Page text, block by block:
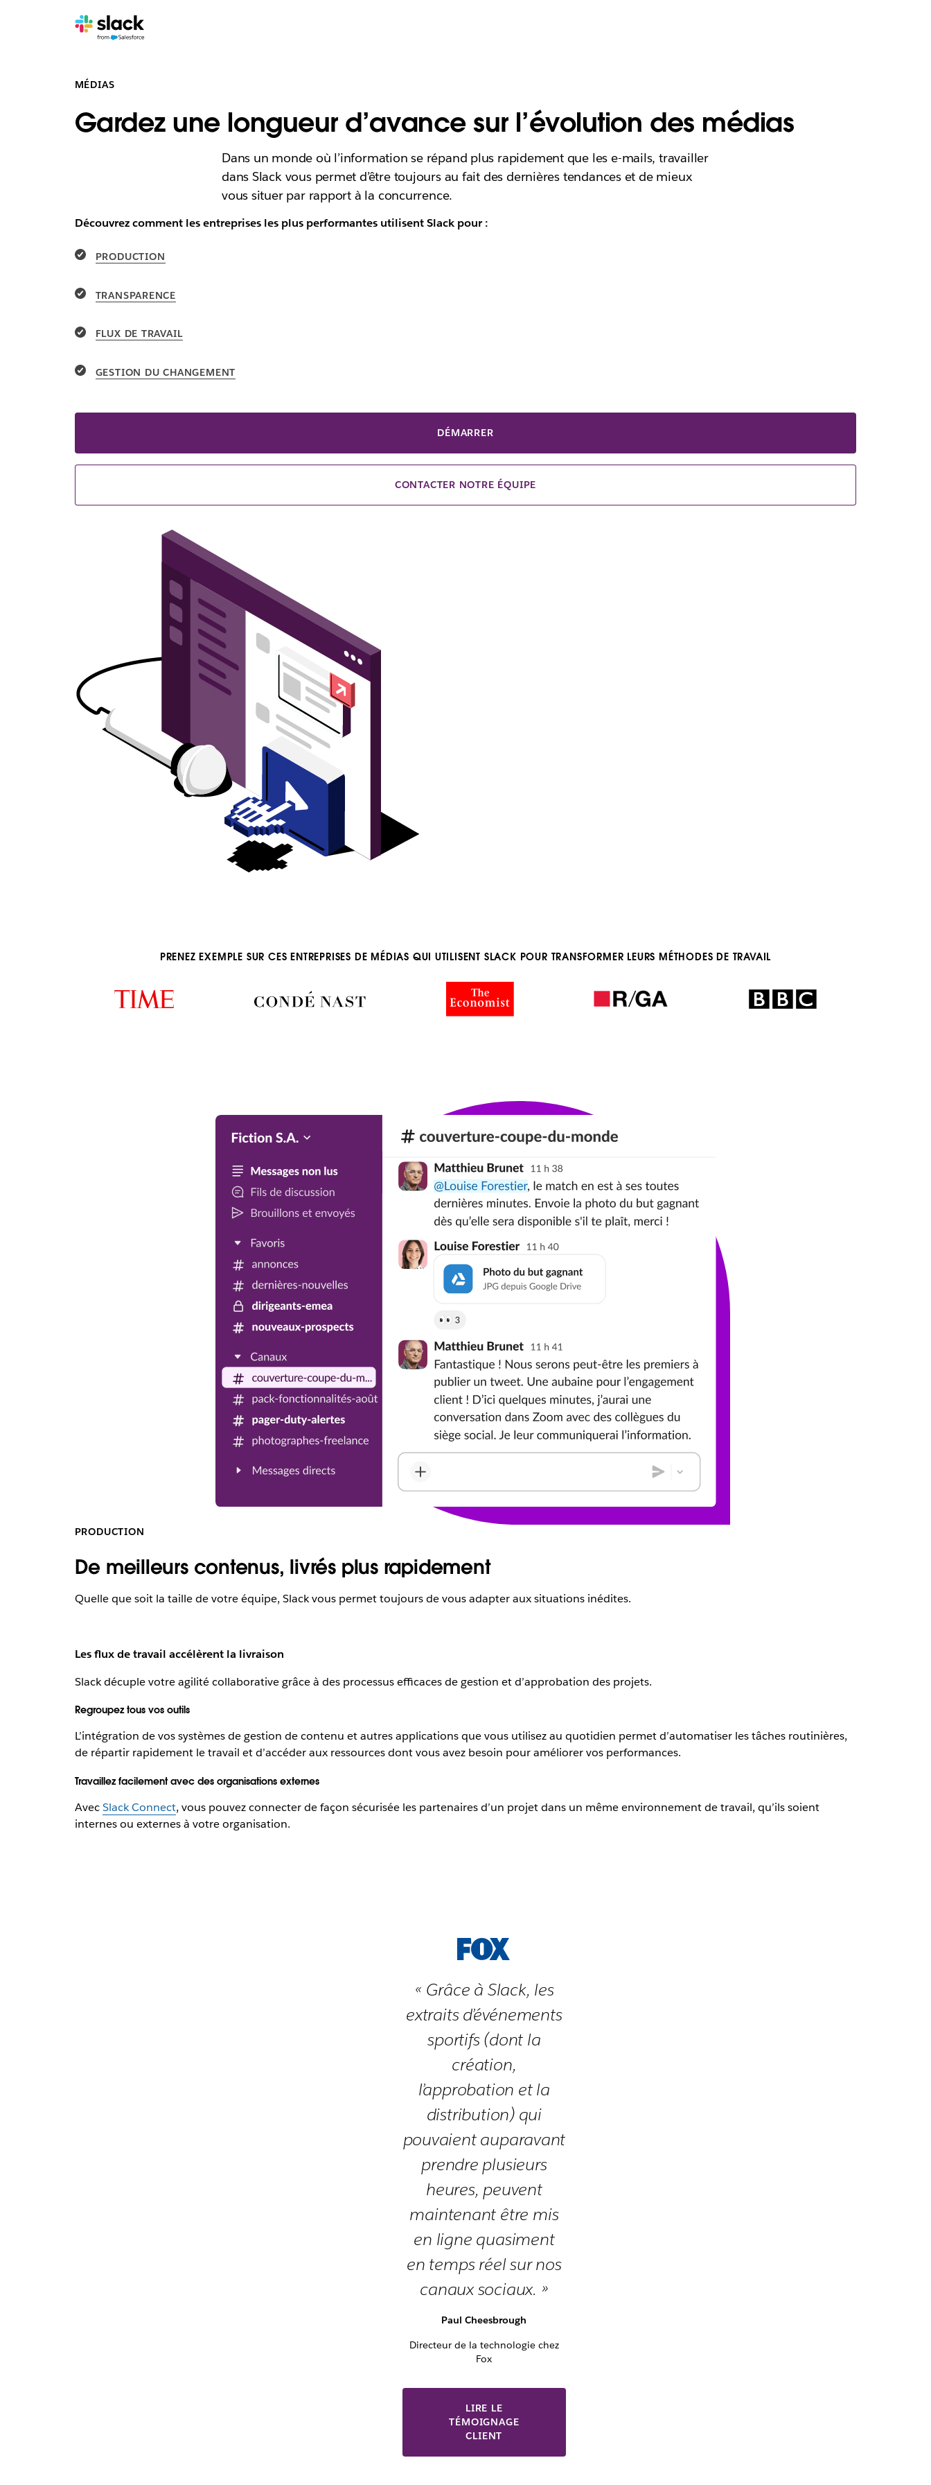
MÉDIAS
Gardez une longueur d’avance sur l’évolution des médias
Dans un monde où l’information se répand plus rapidement que les e-mails, travailler
dans Slack vous permet d’être toujours au fait des dernières tendances et de mieux
vous situer par rapport à la concurrence.
Découvrez comment les entreprises les plus performantes utilisent Slack pour :
PRODUCTION
TRANSPARENCE
FLUX DE TRAVAIL
GESTION DU CHANGEMENT
DÉMARRER
CONTACTER NOTRE ÉQUIPE
PRENEZ EXEMPLE SUR CES ENTREPRISES DE MÉDIAS QUI UTILISENT SLACK POUR TRANSFORMER LEURS MÉTHODES DE TRAVAIL
PRODUCTION
De meilleurs contenus, livrés plus rapidement
Quelle que soit la taille de votre équipe, Slack vous permet toujours de vous adapter aux situations inédites.
Les flux de travail accélèrent la livraison
Slack décuple votre agilité collaborative grâce à des processus efficaces de gestion et d’approbation des projets.
Regroupez tous vos outils
L’intégration de vos systèmes de gestion de contenu et autres applications que vous utilisez au quotidien permet d’automatiser les tâches routinières,
de répartir rapidement le travail et d’accéder aux ressources dont vous avez besoin pour améliorer vos performances.
Travaillez facilement avec des organisations externes
AvecSlack Connect, vous pouvez connecter de façon sécurisée les partenaires d’un projet dans un même environnement de travail, qu’ils soient
internes ou externes à votre organisation.
« Grâce à Slack, les
extraits d’événements
sportifs (dont la
création,
l’approbation et la
distribution) qui
pouvaient auparavant
prendre plusieurs
heures, peuvent
maintenant être mis
en ligne quasiment
en temps réel sur nos
canaux sociaux. »
Paul Cheesbrough
Directeur de la technologie chez
Fox
LIRE LE
TÉMOIGNAGE
CLIENT